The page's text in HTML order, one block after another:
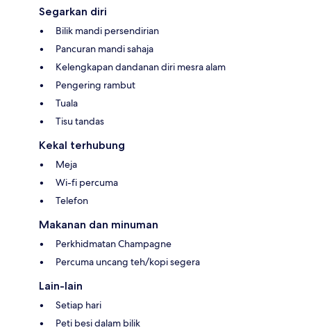
Segarkan diri
Bilik mandi persendirian
Pancuran mandi sahaja
Kelengkapan dandanan diri mesra alam
Pengering rambut
Tuala
Tisu tandas
Kekal terhubung
Meja
Wi-fi percuma
Telefon
Makanan dan minuman
Perkhidmatan Champagne
Percuma uncang teh/kopi segera
Lain-lain
Setiap hari
Peti besi dalam bilik